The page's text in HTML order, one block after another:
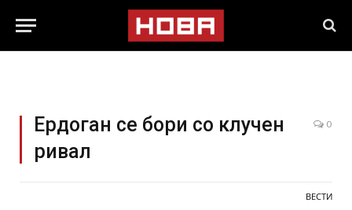
Ердоган се бори со клучен
ривал
0
ВЕСТИ